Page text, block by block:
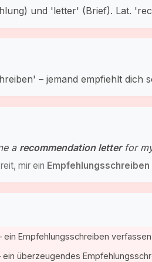
und 'letter' (Brief). Lat.
– jemand empfiehlt dich
a recommendation letterfor
mir ein Empfehlungsschreiben
ein Empfehlungsschreiben verfassen
ein überzeugendes